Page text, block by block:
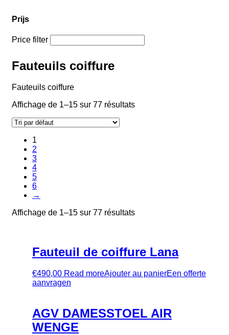
Prijs
Price filter
Fauteuils coiffure
Fauteuils coiffure
Affichage de 1–15 sur 77 résultats
1
2
3
4
5
6
→
Affichage de 1–15 sur 77 résultats
Fauteuil de coiffure Lana
€490,00 Read moreAjouter au panierEen offerte
aanvragen
AGV DAMESSTOEL AIR
WENGE